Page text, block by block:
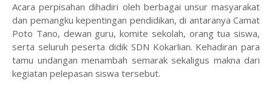
‎Acara perpisahan dihadiri oleh berbagai unsur masyarakat
dan pemangku kepentingan pendidikan, di antaranya Camat
Poto Tano, dewan guru, komite sekolah, orang tua siswa,
serta seluruh peserta didik SDN Kokarlian. Kehadiran para
tamu undangan menambah semarak sekaligus makna dari
kegiatan pelepasan siswa tersebut.